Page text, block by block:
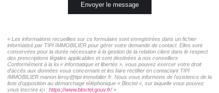
Envoyer le message
« Les informations recueillies sur ce formulaire sont enregistrées dans un fichier
informatisé par TIPI IMMOBILIER pour gérer votre demande de contact. Elles sont
conservées pour la durée nécessaire à la gestion de la relation client dans le respect
des prescriptions légales applicables et sont destinées à nos conseillers
Conformément à la loi « informatique et libertés », vous pouvez exercer votre droit
d'accès aux données vous concernant et les faire rectifier en contactant TIPI
IMMOBILIER manon.leroy@tipi-immobilier.fr. Nous vous informons de l'existence de la
liste d'opposition au démarchage téléphonique « Bloctel », sur laquelle vous pouvez
vous inscrire ici : https://www.bloctel.gouv.fr/»